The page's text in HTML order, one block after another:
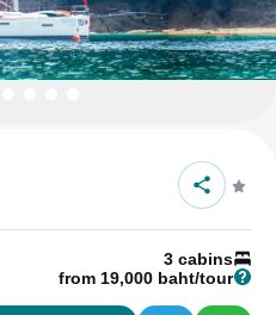
3 cabins
from 19,000 baht/tour